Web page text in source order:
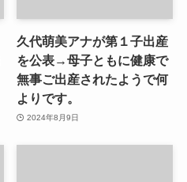
久代萌美アナが第１子出産
を公表→母子ともに健康で
無事ご出産されたようで何
よりです。
2024年8月9日